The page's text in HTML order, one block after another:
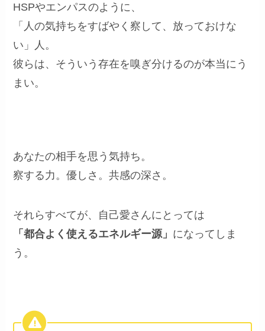
HSPやエンパスのように、
「人の気持ちをすばやく察して、放っておけな
い」人。
彼らは、そういう存在を嗅ぎ分けるのが本当にう
まい。
あなたの相手を思う気持ち。
察する力。優しさ。共感の深さ。
それらすべてが、自己愛さんにとっては
「都合よく使えるエネルギー源」 になってしま
う。